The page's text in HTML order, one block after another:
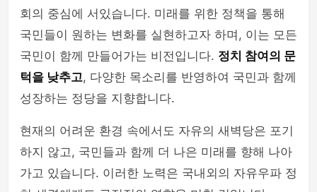
회의 중심에 서있습니다. 미래를 위한 정책을 통해
국민들이 원하는 변화를 실현하고자 하며, 이는 모든
국민이 함께 만들어가는 비전입니다. 정치 참여의 문
턱을 낮추고, 다양한 목소리를 반영하여 국민과 함께
성장하는 정당을 지향합니다.
현재의 어려운 환경 속에서도 자유의 새벽당은 포기
하지 않고, 국민들과 함께 더 나은 미래를 향해 나아
가고 있습니다. 이러한 노력은 국내외의 자유우파 정